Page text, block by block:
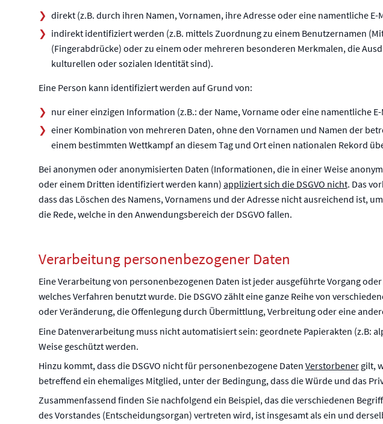
direkt (z.B. durch ihren Namen, Vornamen, ihre Adresse oder eine namentliche E-
indirekt identifiziert werden (z.B. mittels Zuordnung zu einem Benutzernamen
(Fingerabdrücke) oder zu einem oder mehreren besonderen Merkmalen, die
kulturellen oder sozialen Identität sind).
Eine Person kann identifiziert werden auf Grund von:
nur einer einzigen Information (z.B.: der Name, Vorname oder eine namentliche
einer Kombination von mehreren Daten, ohne den Vornamen und Namen der
einem bestimmten Wettkampf an diesem Tag und Ort einen nationalen Rekord
Bei anonymen oder anonymisierten Daten (Informationen, die in einer Weise
oder einem Dritten identifiziert werden kann) appliziert sich die DSGVO nicht. Das
dass das Löschen des Namens, Vornamens und der Adresse nicht ausreichend ist,
die Rede, welche in den Anwendungsbereich der DSGVO fallen.
Verarbeitung personenbezogener Daten
Eine Verarbeitung von personenbezogenen Daten ist jeder ausgeführte Vorgang
welches Verfahren benutzt wurde. Die DSGVO zählt eine ganze Reihe von
oder Veränderung, die Offenlegung durch Übermittlung, Verbreitung oder eine
Eine Datenverarbeitung muss nicht automatisiert sein: geordnete Papierakten
Weise geschützt werden.
Hinzu kommt, dass die DSGVO nicht für personenbezogene Daten Verstorbenergilt,
betreffend ein ehemaliges Mitglied, unter der Bedingung, dass die Würde und das
Zusammenfassend finden Sie nachfolgend ein Beispiel, das die verschiedenen
des Vorstandes (Entscheidungsorgan) vertreten wird, ist insgesamt als ein und